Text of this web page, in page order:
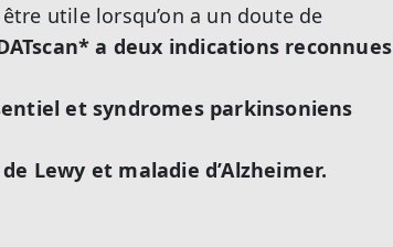
utile lorsqu’on a un doute de
a deux indications reconnues
et syndromes parkinsoniens
Lewy et maladie d’Alzheimer.